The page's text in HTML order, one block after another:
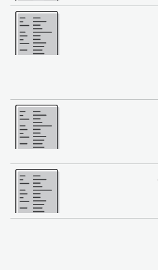
Περισσότερα
Περισσότερα
Περισσότερα